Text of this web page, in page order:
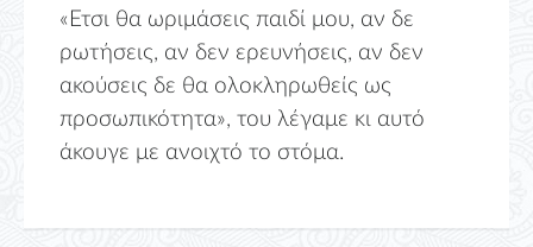
«Ετσι θα ωριμάσεις παιδί μου, αν δε
ρωτήσεις, αν δεν ερευνήσεις, αν δεν
ακούσεις δε θα ολοκληρωθείς ως
προσωπικότητα», του λέγαμε κι αυτό
άκουγε με ανοιχτό το στόμα.